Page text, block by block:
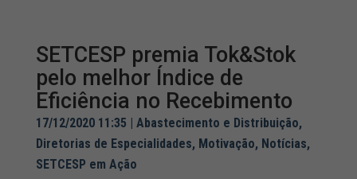
SETCESP premia Tok&Stok
pelo melhor Índice de
Eficiência no Recebimento
17/12/2020 11:35 | Abastecimento e Distribuição,
Diretorias de Especialidades, Motivação, Notícias,
SETCESP em Ação